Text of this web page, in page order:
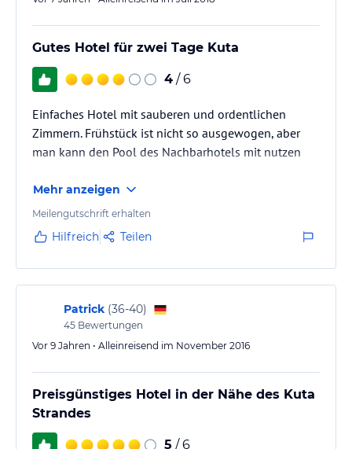
Gutes Hotel für zwei Tage Kuta
4 / 6
Einfaches Hotel mit sauberen und ordentlichen
Zimmern. Frühstück ist nicht so ausgewogen, aber
man kann den Pool des Nachbarhotels mit nutzen
Mehr anzeigen
Meilengutschrift erhalten
Hilfreich Teilen
Patrick (36-40)
45 Bewertungen
Vor 9 Jahren • Alleinreisend im November 2016
Preisgünstiges Hotel in der Nähe des Kuta
Strandes
5 / 6